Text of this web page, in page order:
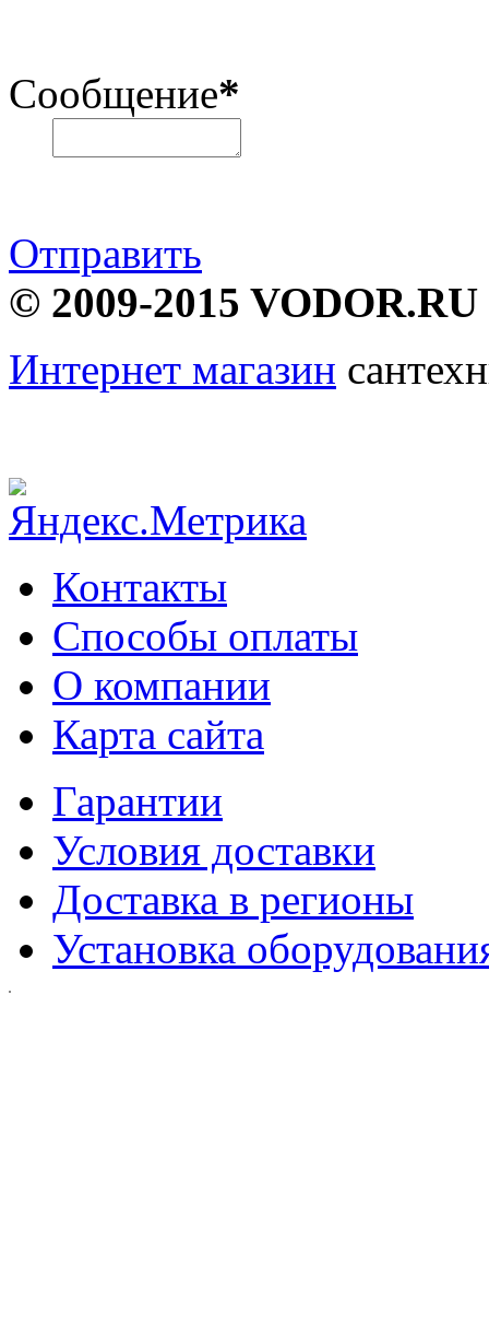
Сообщение*
Отправить
© 2009-2015 VODOR.RU
Интернет магазин
Контакты
Способы оплаты
О компании
Карта сайта
Гарантии
Условия доставки
Доставка в регионы
Установка